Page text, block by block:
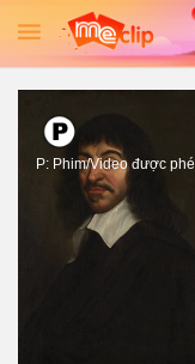
P: Phim/Video được